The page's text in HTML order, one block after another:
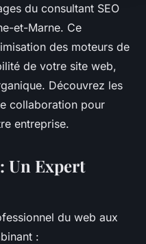
du consultant SEO
et-Marne. Ce
des moteurs de
de votre site web,
Découvrez les
collaboration pour
entreprise.
Un Expert
du web aux
: